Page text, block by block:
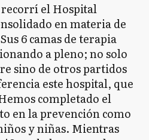
el Hospital
en materia de
6 camas de terapia
a pleno; no solo
sino de otros partidos
este hospital, que
completado el
en la prevención como
y niñas. Mientras